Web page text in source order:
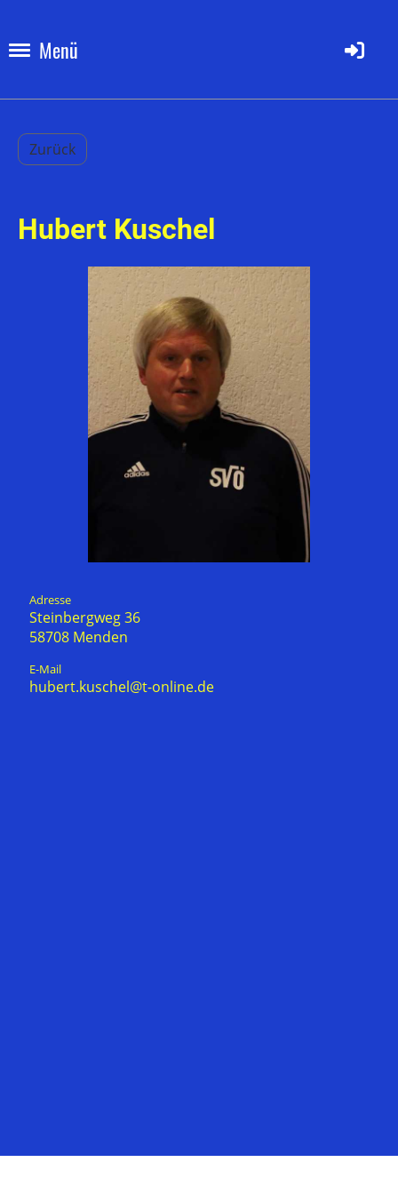
Menü
Zurück
Hubert Kuschel
Adresse
Steinbergweg 36
58708 Menden
E-Mail
hubert.kuschel@t-online.de